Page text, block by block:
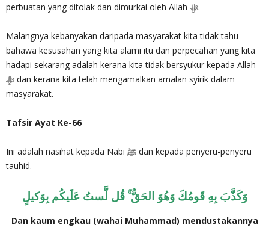
perbuatan yang ditolak dan dimurkai oleh Allah ‎ﷻ.
Malangnya kebanyakan daripada masyarakat kita tidak tahu
bahawa kesusahan yang kita alami itu dan perpecahan yang kita
hadapi sekarang adalah kerana kita tidak bersyukur kepada Allah
masyarakat.
Tafsir Ayat Ke-66
Ini adalah nasihat kepada Nabi ﷺ dan kepada penyeru-penyeru
tauhid.
وَكَذَّبَ بِهِ قَومُكَ وَهُوَ الحَقُّ ۚ قُل لَّستُ عَلَيكُم بِوَكيلٍ
Dan kaum engkau (wahai Muhammad) mendustakannya